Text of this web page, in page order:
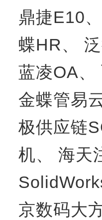
鼎捷E10、
蝶HR、
蓝凌OA、
金蝶管易
极供应链
机、
海天
京数码大